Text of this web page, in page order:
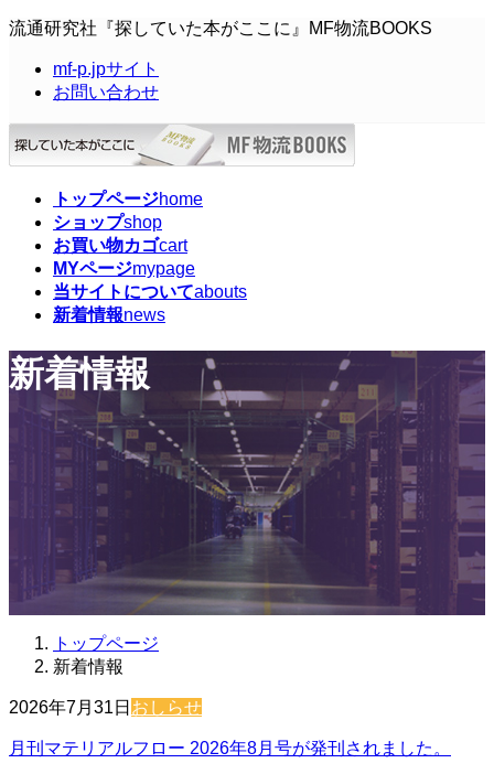
コ
ツ
へ
ス
ナ
シ
ョ
ン
流通研究社『探していた本がここに』MF物流BOOKS
mf-p.jpサイト
お問い合わせ
トップページhome
ショップshop
お買い物カゴcart
MYページmypage
当サイトについてabouts
新着情報news
新着情報
トップページ
新着情報
2026年7月31日 おしらせ
月刊マテリアルフロー 2026年8月号が発刊されました。